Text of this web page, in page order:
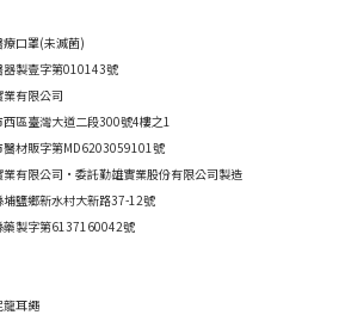
口罩(未滅菌)
器製壹字第010143號
有限公司
西區臺灣大道二段300號4樓之1
醫材販字第MD6203059101號
有限公司·委託勤雄實業股份有限公司製造
鹽鄉新水村大新路37-12號
藥製字第6137160042號
龍耳繩